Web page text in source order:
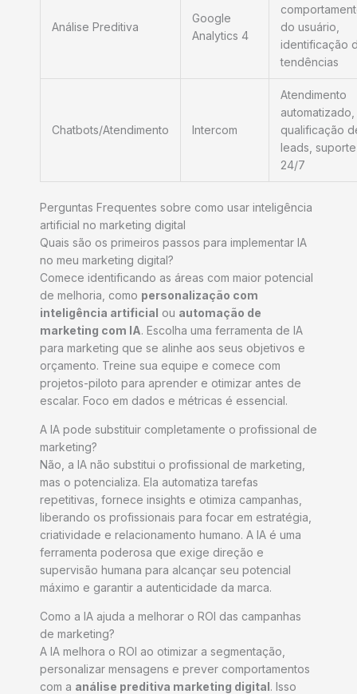
Análise Preditiva
Google
Analytics 4
do usuário,
identificação
tendências
Chatbots/Atendimento Intercom
Atendimento
automatizado,
qualificação
leads, suporte
24/7
Perguntas Frequentes sobre como usar inteligência
artificial no marketing digital
Quais são os primeiros passos para implementar IA
no meu marketing digital?
Comece identificando as áreas com maior potencial
de melhoria, como personalização com
inteligência artificial ou automação de
marketing com IA. Escolha uma ferramenta de IA
para marketing que se alinhe aos seus objetivos e
orçamento. Treine sua equipe e comece com
projetos-piloto para aprender e otimizar antes de
escalar. Foco em dados e métricas é essencial.
A IA pode substituir completamente o profissional de
marketing?
Não, a IA não substitui o profissional de marketing,
mas o potencializa. Ela automatiza tarefas
repetitivas, fornece insights e otimiza campanhas,
liberando os profissionais para focar em estratégia,
criatividade e relacionamento humano. A IA é uma
ferramenta poderosa que exige direção e
supervisão humana para alcançar seu potencial
máximo e garantir a autenticidade da marca.
Como a IA ajuda a melhorar o ROI das campanhas
de marketing?
A IA melhora o ROI ao otimizar a segmentação,
personalizar mensagens e prever comportamentos
com a análise preditiva marketing digital. Isso